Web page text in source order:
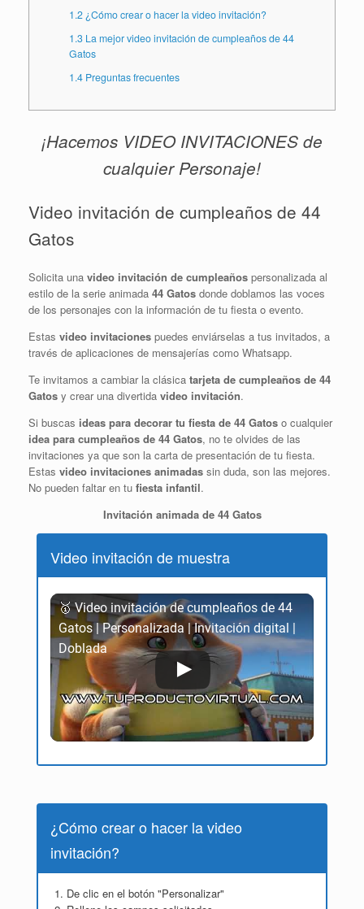
1.2¿Cómo crear o hacer la video invitación?
1.3La mejor video invitación de cumpleaños de 44
Gatos
1.4Preguntas frecuentes
¡Hacemos VIDEO INVITACIONES de
cualquier Personaje!
Video invitación de cumpleaños de 44
Gatos
Solicita una video invitación de cumpleaños personalizada al
estilo de la serie animada 44 Gatos donde doblamos las voces
de los personajes con la información de tu fiesta o evento.
Estas video invitaciones puedes enviárselas a tus invitados, a
través de aplicaciones de mensajerías como Whatsapp.
Te invitamos a cambiar la clásica tarjeta de cumpleaños de 44
Gatos y crear una divertida video invitación.
Si buscas ideas para decorar tu fiesta de 44 Gatos o cualquier
idea para cumpleaños de 44 Gatos, no te olvides de las
invitaciones ya que son la carta de presentación de tu fiesta.
Estas video invitaciones animadas sin duda, son las mejores.
No pueden faltar en tu fiesta infantil.
Invitación animada de 44 Gatos
Video invitación de muestra
🥇 Video invitación de cumpleaños de 44
Gatos | Personalizada | Invitación digital |
Doblada
¿Cómo crear o hacer la video
invitación?
De clic en el botón "Personalizar"